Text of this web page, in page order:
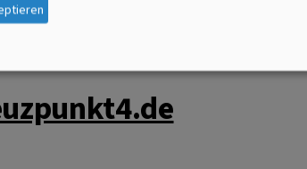
kreuz.4@elkb.de